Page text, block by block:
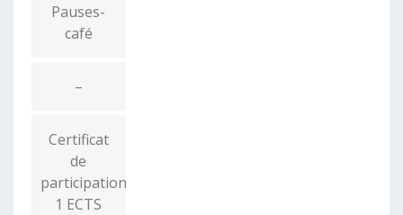
Pauses-
café
–
Certificat
de
participation
1 ECTS